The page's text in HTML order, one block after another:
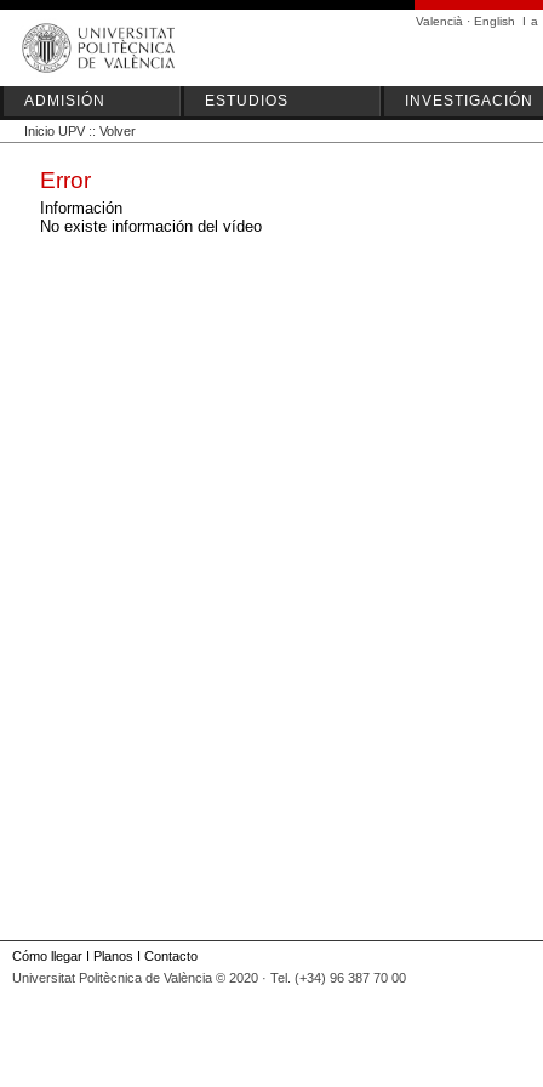
Valencià · English I a
ADMISIÓN ESTUDIOS INVESTIGACIÓN
Inicio UPV :: Volver
Error
Información
No existe información del vídeo
Cómo llegar I Planos I Contacto
Universitat Politècnica de València © 2020 · Tel. (+34) 96 387 70 00